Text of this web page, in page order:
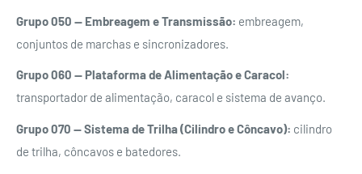
Grupo 050 — Embreagem e Transmissão: embreagem,
conjuntos de marchas e sincronizadores.
Grupo 060 — Plataforma de Alimentação e Caracol:
transportador de alimentação, caracol e sistema de avanço.
Grupo 070 — Sistema de Trilha (Cilindro e Côncavo): cilindro
de trilha, côncavos e batedores.